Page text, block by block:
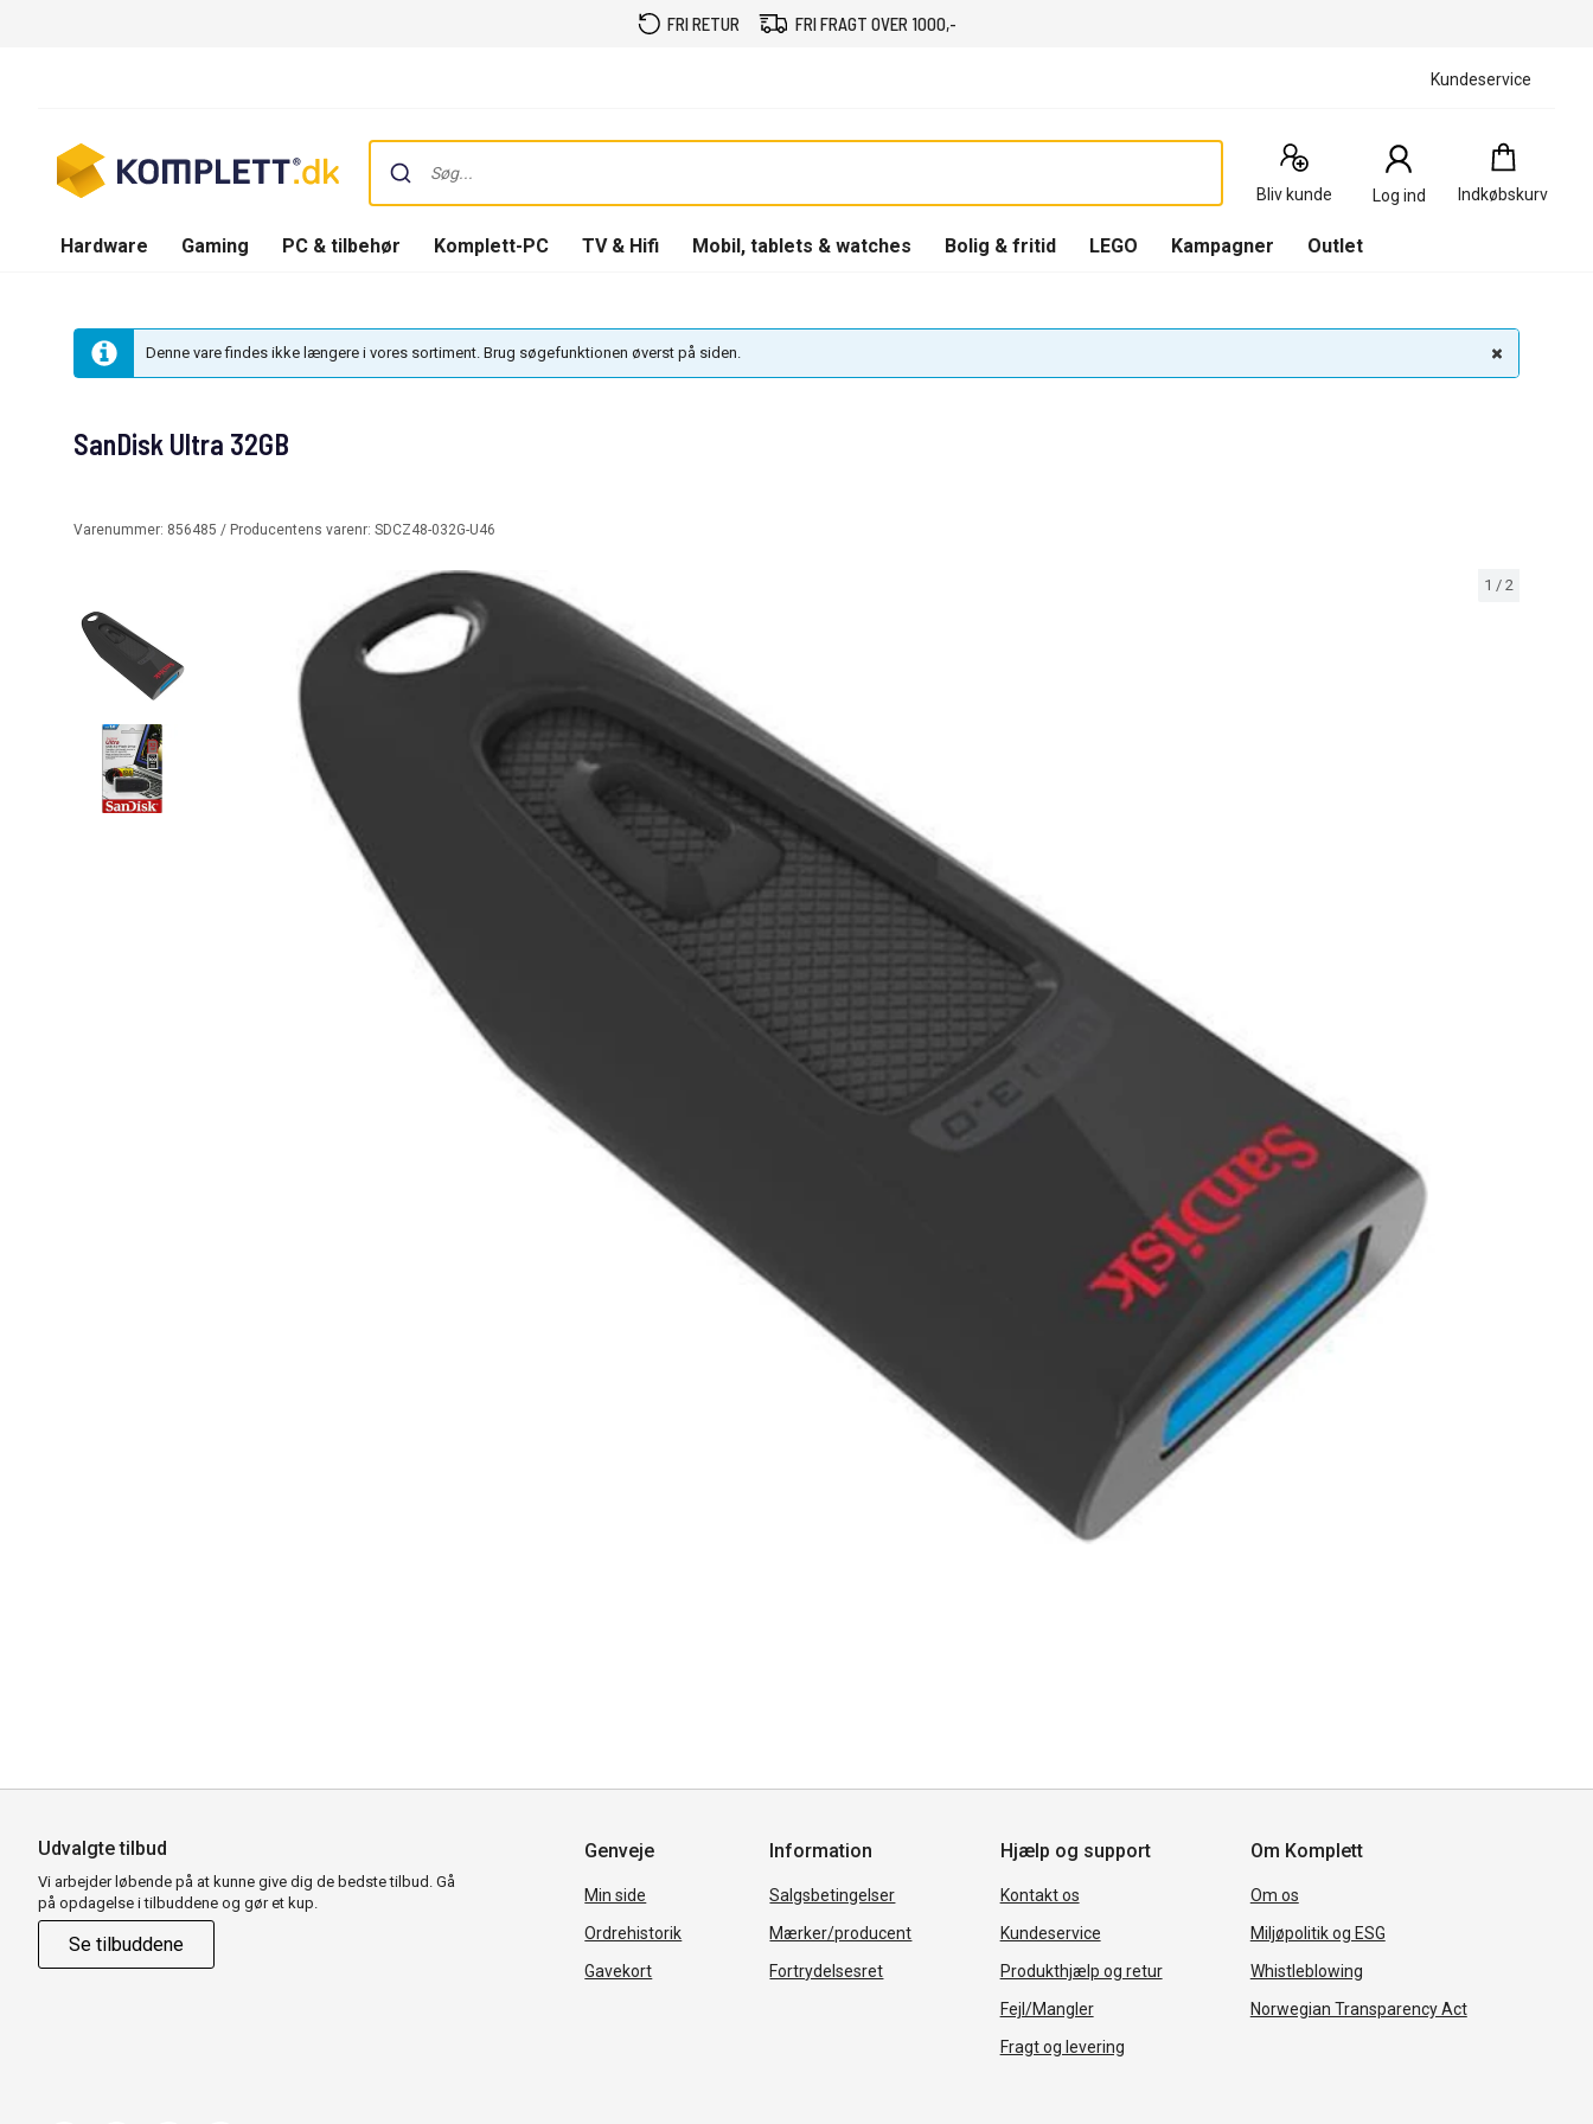
FRI RETUR FRI FRAGT OVER 1000,-
Kundeservice
Bliv kunde Log ind Indkøbskurv
Indkøbskurv
0
Produkter
Hardware Gaming PC & tilbehør Komplett-PC TV & Hifi Mobil, tablets & watches Bolig & fritid LEGO Kampagner Outlet
Denne vare findes ikke længere i vores sortiment. Brug søgefunktionen øverst på siden.
1 / 2
SanDisk Ultra 32GB
Varenummer: 856485 / Producentens varenr: SDCZ48-032G-U46
Udvalgte tilbud
Vi arbejder løbende på at kunne give dig de bedste tilbud. Gå
på opdagelse i tilbuddene og gør et kup.
Se tilbuddene
Genveje
Min side
Ordrehistorik
Gavekort
Information
Salgsbetingelser
Mærker/producent
Fortrydelsesret
Hjælp og support
Kontakt os
Kundeservice
Produkthjælp og retur
Fejl/Mangler
Fragt og levering
Om Komplett
Om os
Miljøpolitik og ESG
Whistleblowing
Norwegian Transparency Act